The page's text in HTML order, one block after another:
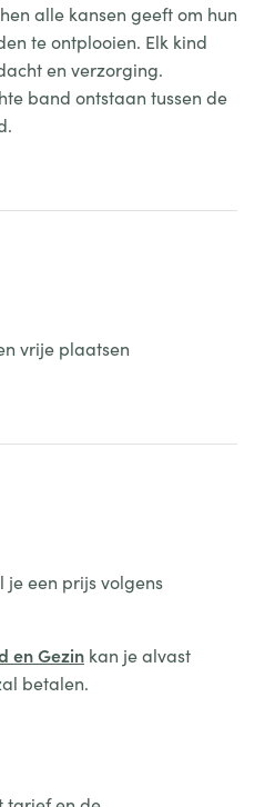
alle kansen geeft om hun
te ontplooien. Elk kind
en verzorging.
band ontstaan tussen de
vrije plaatsen
een prijs volgens
en Gezinkan je alvast
betalen.